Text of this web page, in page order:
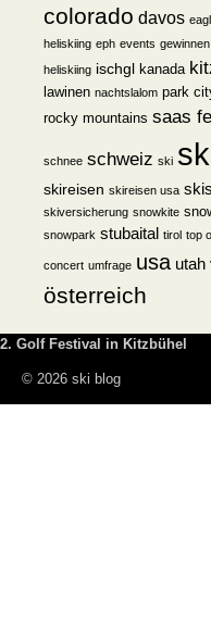
colorado davos
heliskiing eph events gewinnen
heliskiing ischgl kanada
lawinen nachtslalom park
rocky mountains saas
schnee schweiz ski
skireisen skireisen usa
skiversicherung snowkite
snowpark stubaital tirol top
concert umfrage usa utah
österreich
2. Golf Festival in Kitzbühel
© 2026 ski blog